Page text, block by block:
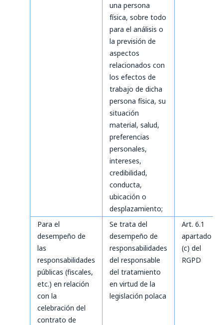
una persona
física, sobre todo
para el análisis o
la previsión de
aspectos
relacionados con
los efectos de
trabajo de dicha
persona física, su
situación
material, salud,
preferencias
personales,
intereses,
credibilidad,
conducta,
ubicación o
desplazamiento;
Para el
desempeño de
las
responsabilidades
públicas (fiscales,
etc.) en relación
con la
celebración del
contrato de
Se trata del
desempeño de
responsabilidades
del responsable
del tratamiento
en virtud de la
legislación polaca
Art. 6.1
apartado
(c) del
RGPD